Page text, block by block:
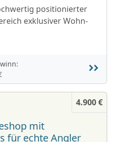
positionierter
exklusiver Wohn-
4.900 €
mit
für echte Angler